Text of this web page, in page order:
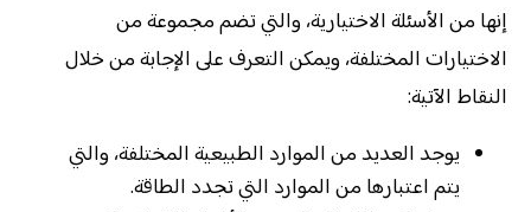
إنها من الأسئلة الاختيارية، والتي تضم مجموعة من
الاختيارات المختلفة، ويمكن التعرف على الإجابة من خلال
النقاط الآتية:
يوجد العديد من الموارد الطبيعية المختلفة، والتي
يتم اعتبارها من الموارد التي تجدد الطاقة.